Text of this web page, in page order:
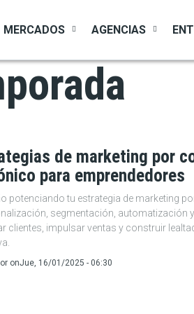
MERCADOS AGENCIAS
de marketing por
para emprendedores
potenciando tu estrategia de marketing
segmentación, automatización
clientes, impulsar ventas y construir
onJue, 16/01/2025 - 06:30